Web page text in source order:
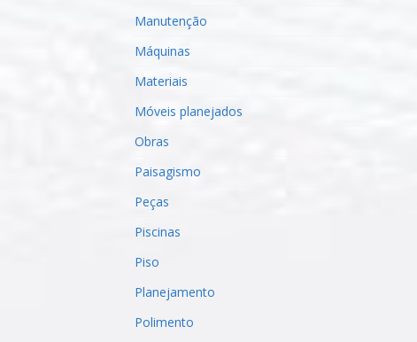
Manutenção
Máquinas
Materiais
Móveis planejados
Obras
Paisagismo
Peças
Piscinas
Piso
Planejamento
Polimento